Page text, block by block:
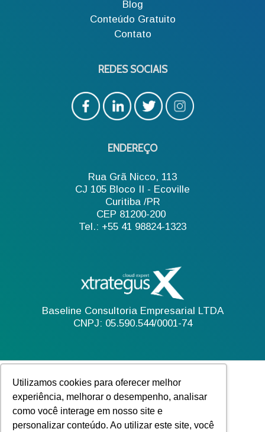
Utilizamos cookies para oferecer melhor
experiência, melhorar o desempenho, analisar
como você interage em nosso site e
personalizar conteúdo. Ao utilizar este site, você
Blog
Conteúdo Gratuito
Contato
REDES SOCIAIS
ENDEREÇO
Rua Grã Nicco, 113
CJ 105 Bloco II - Ecoville
Curitiba /PR
CEP 81200-200
Tel.: +55 41 98824-1323
Baseline Consultoria Empresarial LTDA
CNPJ: 05.590.544/0001-74